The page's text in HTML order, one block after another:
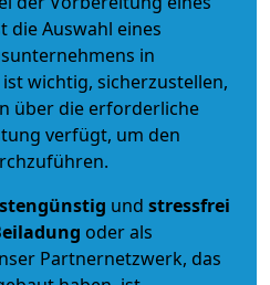
die Auswahl eines
in
ist wichtig, sicherzustellen,
über die erforderliche
verfügt, um den
und stressfrei
oder als
Partnernetzwerk, das